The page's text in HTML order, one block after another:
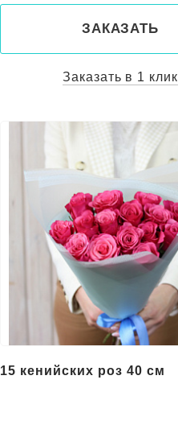
ЗАКАЗАТЬ
Заказать в 1 клик
15 кенийских роз 40 см